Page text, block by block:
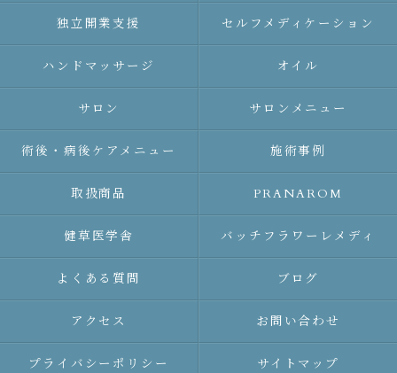
独立開業支援 セルフメディケーション
ハンドマッサージ オイル
サロン サロンメニュー
術後・病後ケアメニュー 施術事例
取扱商品 PRANAROM
健草医学舎 バッチフラワーレメディ
よくある質問 ブログ
アクセス お問い合わせ
プライバシーポリシー サイトマップ